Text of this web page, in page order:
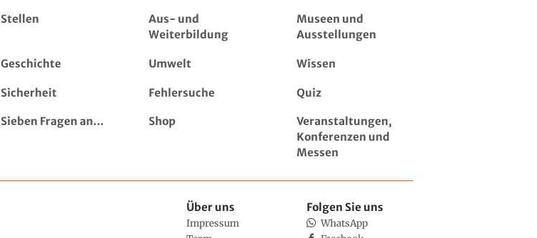
Stellen
Aus- und
Weiterbildung
Museen und
Ausstellungen
Geschichte Umwelt Wissen
Sicherheit Fehlersuche Quiz
Sieben Fragen an... Shop
Veranstaltungen,
Konferenzen und
Messen
Über uns
Impressum
Folgen Sie uns
WhatsApp